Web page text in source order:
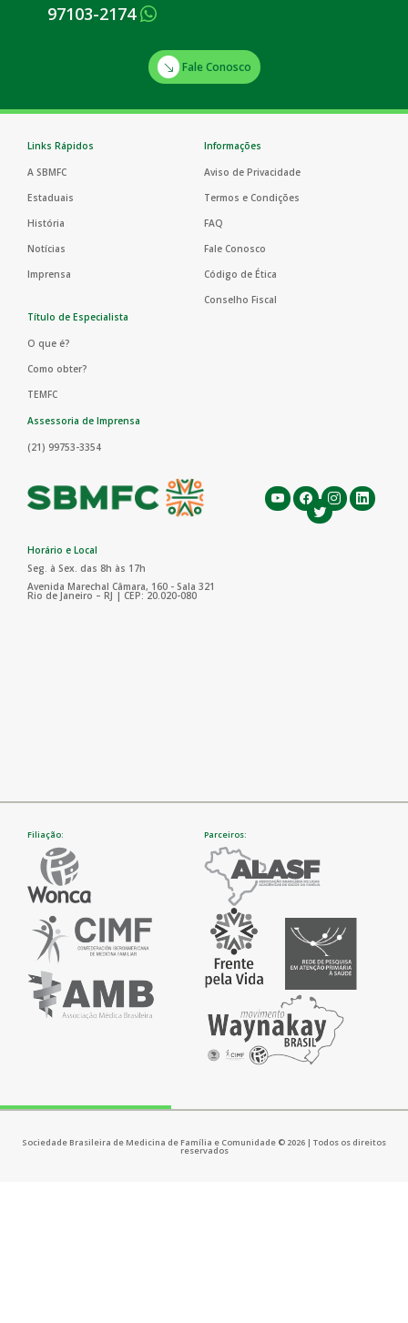
97103-2174
Fale Conosco
Links Rápidos
A SBMFC
Estaduais
História
Notícias
Imprensa
Informações
Aviso de Privacidade
Termos e Condições
FAQ
Fale Conosco
Código de Ética
Conselho Fiscal
Título de Especialista
O que é?
Como obter?
TEMFC
Assessoria de Imprensa
(21) 99753-3354
Horário e Local
Seg. à Sex. das 8h às 17h
Avenida Marechal Câmara, 160 - Sala 321
Rio de Janeiro – RJ | CEP: 20.020-080
Filiação: Parceiros:
Sociedade Brasileira de Medicina de Família e Comunidade © 2026 | Todos os direitos
reservados